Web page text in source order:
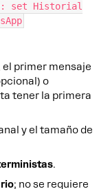
set Historial
primer mensaje
o
tener la primera
y el tamaño de
.
; no se requiere